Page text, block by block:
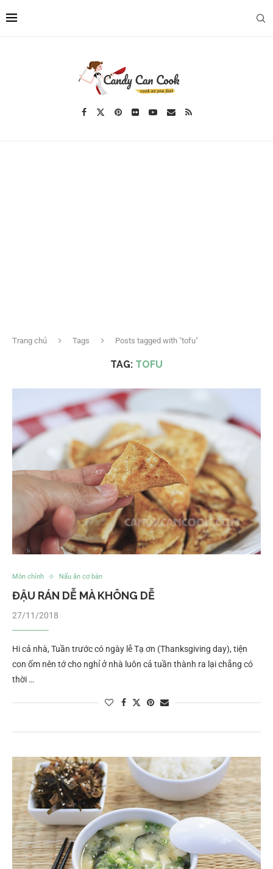
Trang chủ Tags Posts tagged with "tofu"
TAG: TOFU
Món chính Nấu ăn cơ bản
ĐẬU RÁN DỄ MÀ KHÔNG DỄ
27/11/2018
Hi cả nhà, Tuần trước có ngày lễ Tạ ơn (Thanksgiving day), tiện
con ốm nên tớ cho nghỉ ở nhà luôn cả tuần thành ra lại chẳng có
thời …